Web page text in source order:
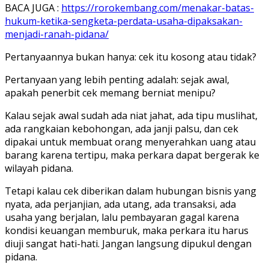
BACA JUGA : https://rorokembang.com/menakar-batas-
hukum-ketika-sengketa-perdata-usaha-dipaksakan-
menjadi-ranah-pidana/
Pertanyaannya bukan hanya: cek itu kosong atau tidak?
Pertanyaan yang lebih penting adalah: sejak awal,
apakah penerbit cek memang berniat menipu?
Kalau sejak awal sudah ada niat jahat, ada tipu muslihat,
ada rangkaian kebohongan, ada janji palsu, dan cek
dipakai untuk membuat orang menyerahkan uang atau
barang karena tertipu, maka perkara dapat bergerak ke
wilayah pidana.
Tetapi kalau cek diberikan dalam hubungan bisnis yang
nyata, ada perjanjian, ada utang, ada transaksi, ada
usaha yang berjalan, lalu pembayaran gagal karena
kondisi keuangan memburuk, maka perkara itu harus
diuji sangat hati-hati. Jangan langsung dipukul dengan
pidana.